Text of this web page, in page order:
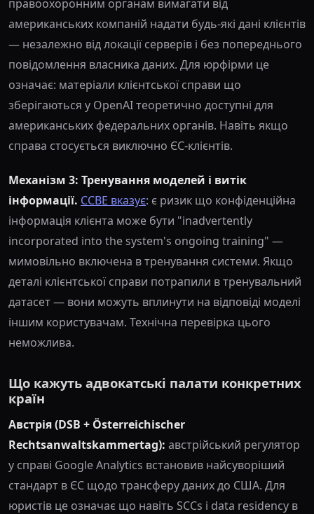
правоохоронним органам вимагати від
американських компаній надати будь-які дані клієнтів
— незалежно від локації серверів і без попереднього
повідомлення власника даних. Для юрфірми це
означає: матеріали клієнтської справи що
зберігаються у OpenAI теоретично доступні для
американських федеральних органів. Навіть якщо
справа стосується виключно ЄС-клієнтів.
Механізм 3: Тренування моделей і витік
інформації. CCBE вказує: є ризик що конфіденційна
інформація клієнта може бути "inadvertently
incorporated into the system's ongoing training" —
мимовільно включена в тренування системи. Якщо
деталі клієнтської справи потрапили в тренувальний
датасет — вони можуть вплинути на відповіді моделі
іншим користувачам. Технічна перевірка цього
неможлива.
Що кажуть адвокатські палати конкретних
країн
Австрія (DSB + Österreichischer
Rechtsanwaltskammertag): австрійський регулятор
у справі Google Analytics встановив найсуворіший
стандарт в ЄС щодо трансферу даних до США. Для
юристів це означає що навіть SCCs і data residency в